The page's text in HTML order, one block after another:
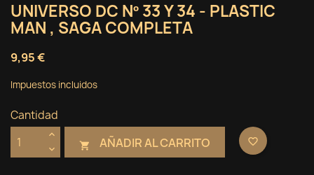
UNIVERSO DC Nº 33 Y 34 - PLASTIC
MAN , SAGA COMPLETA
9,95 €
Impuestos incluidos
Cantidad
 AÑADIR AL CARRITO favorite_border